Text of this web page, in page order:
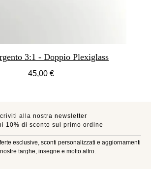
3:1 - Doppio Plexiglass
45,00 €
alla nostra newsletter
10% di sconto sul primo ordine
esclusive, sconti personalizzati e aggiornamenti
targhe, insegne e molto altro.